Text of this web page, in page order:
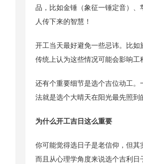
品，比如金锤（象征一锤定音）
人传下来的智慧！
开工当天最好避免一些忌讳。比
传统上认为这些情况可能会影响工
还有个重要细节是选个吉位动工
法就是选个大晴天在阳光最先照到
为什么开工吉日这么重要
你可能觉得选日子是老信仰，但其
而且从心理学角度来说选个吉利